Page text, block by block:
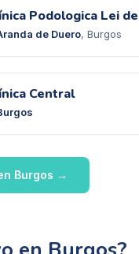
Podologica Lei
de Duero, Burgos
Central
Burgos →